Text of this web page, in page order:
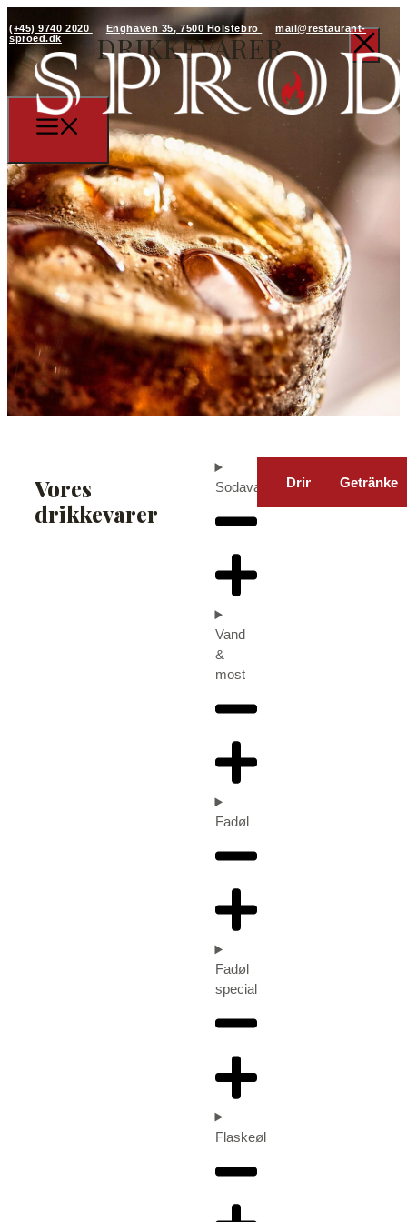
(+45) 9740 2020 Enghaven 35, 7500 Holstebro
mail@restaurant-
sproed.dk
DRIKKEVARER
Vores
drikkevarer
Sodavand
Vand
&
most
Fadøl
Fadøl
special
Flaskeøl
Drinks Getränke